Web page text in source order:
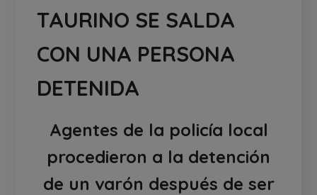
TAURINO SE SALDA
CON UNA PERSONA
DETENIDA
Agentes de la policía local
procedieron a la detención
de un varón después de ser